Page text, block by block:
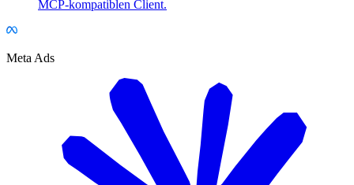
MCP-kompatiblen Client.
Meta Ads